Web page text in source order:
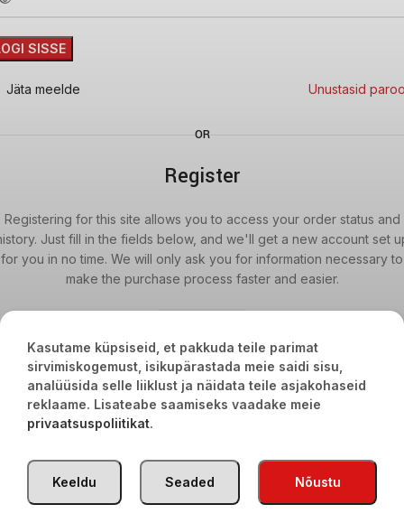
SISSE
Unustasid
Jäta meelde
OR
Register
Registering for this site allows you to access your order status and
Just fill in the fields below, and we'll get a new account set
for you in no time. We will only ask you for information necessary to
make the purchase process faster and easier.
TÜRGI KAUBAD 2020
Kasutame küpsiseid, et pakkuda teile parimat
sirvimiskogemust, isikupärastada meie saidi sisu,
analüüsida selle liiklust ja näidata teile asjakohaseid
reklaame. Lisateabe saamiseks vaadake meie
privaatsuspoliitikat.
Nõustu
Seaded
Keeldu